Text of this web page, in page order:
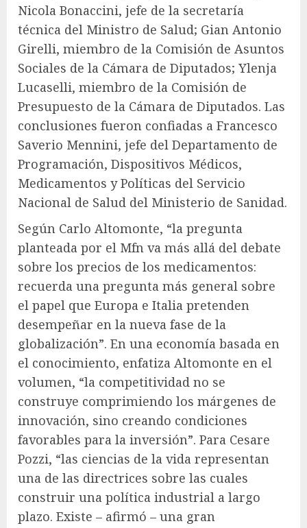
Nicola Bonaccini, jefe de la secretaría
técnica del Ministro de Salud; Gian Antonio
Girelli, miembro de la Comisión de Asuntos
Sociales de la Cámara de Diputados; Ylenja
Lucaselli, miembro de la Comisión de
Presupuesto de la Cámara de Diputados. Las
conclusiones fueron confiadas a Francesco
Saverio Mennini, jefe del Departamento de
Programación, Dispositivos Médicos,
Medicamentos y Políticas del Servicio
Nacional de Salud del Ministerio de Sanidad.
Según Carlo Altomonte, “la pregunta
planteada por el Mfn va más allá del debate
sobre los precios de los medicamentos:
recuerda una pregunta más general sobre
el papel que Europa e Italia pretenden
desempeñar en la nueva fase de la
globalización”. En una economía basada en
el conocimiento, enfatiza Altomonte en el
volumen, “la competitividad no se
construye comprimiendo los márgenes de
innovación, sino creando condiciones
favorables para la inversión”. Para Cesare
Pozzi, “las ciencias de la vida representan
una de las directrices sobre las cuales
construir una política industrial a largo
plazo. Existe – afirmó – una gran